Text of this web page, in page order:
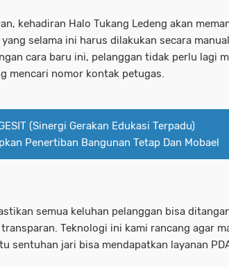
kehadiran Halo Tukang Ledeng akan
selama ini harus dilakukan secara
cara baru ini, pelanggan tidak perlu lagi
mencari nomor kontak petugas.
(Sinergi Gerakan Edukasi Terpadu)
Penertiban Bangunan Tetap Dan Mobael
semua keluhan pelanggan bisa
Teknologi ini kami rancang agar
sentuhan jari bisa mendapatkan layanan